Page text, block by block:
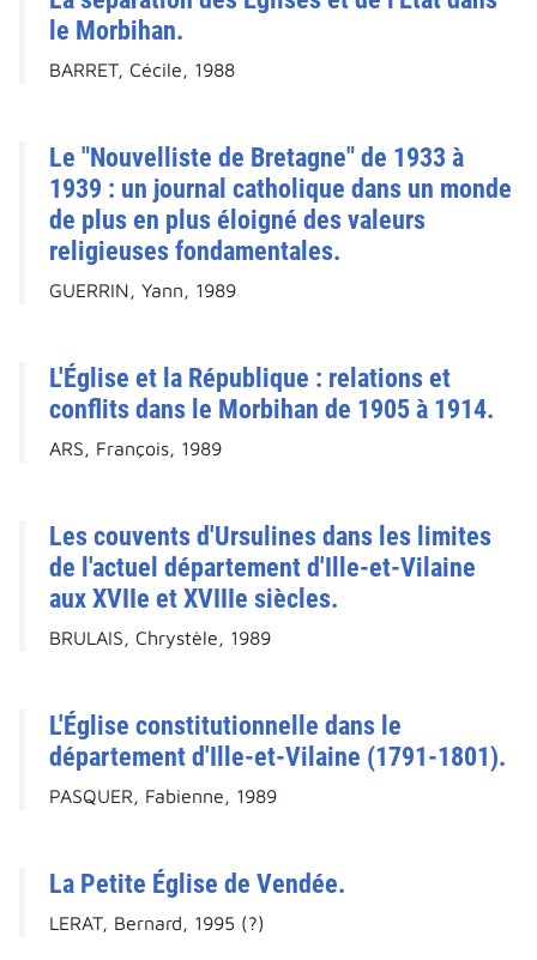
le Morbihan.
BARRET, Cécile, 1988
Le "Nouvelliste de Bretagne" de 1933 à
1939 : un journal catholique dans un monde
de plus en plus éloigné des valeurs
religieuses fondamentales.
GUERRIN, Yann, 1989
L'Église et la République : relations et
conflits dans le Morbihan de 1905 à 1914.
ARS, François, 1989
Les couvents d'Ursulines dans les limites
de l'actuel département d'Ille-et-Vilaine
aux XVIIe et XVIIIe siècles.
BRULAIS, Chrystèle, 1989
L'Église constitutionnelle dans le
département d'Ille-et-Vilaine (1791-1801).
PASQUER, Fabienne, 1989
La Petite Église de Vendée.
LERAT, Bernard, 1995 (?)